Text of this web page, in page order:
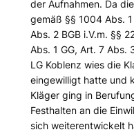
der Aufnahmen. Da
gemäß §§ 1004 Abs.
Abs. 2 BGB i.V.m. §§
Abs. 1 GG, Art. 7 Abs.
LG Koblenz wies die
eingewilligt hatte und
Kläger ging in
Festhalten an die
sich weiterentwickelt